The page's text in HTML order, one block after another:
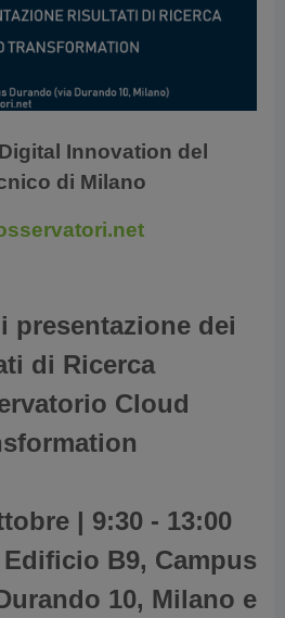
Innovation del
di Milano
presentazione dei
di Ricerca
Cloud
| 9:30 - 13:00
B9, Campus
10, Milano e